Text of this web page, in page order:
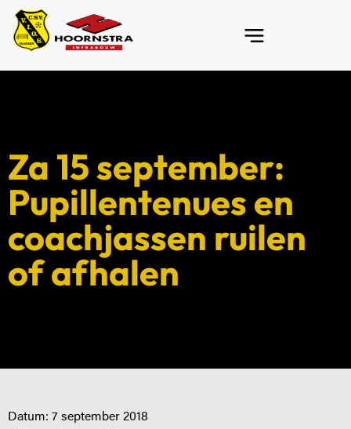
Za 15 september:
Pupillentenues en
coachjassen ruilen
of afhalen
Datum: 7 september 2018